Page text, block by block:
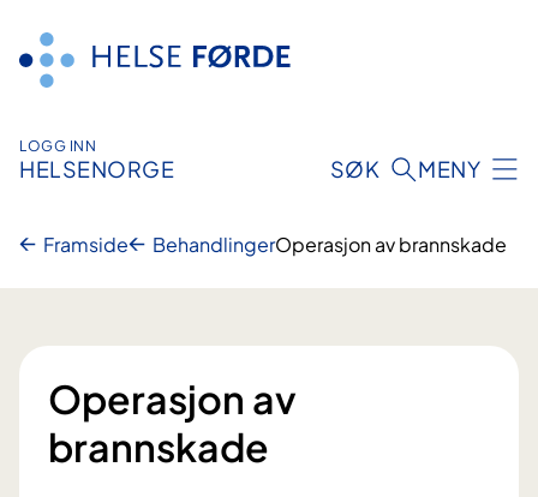
innhald
LOGG INN
HELSENORGE SØK MENY
Framside BehandlingerOperasjon av brannskade
Operasjon av
brannskade